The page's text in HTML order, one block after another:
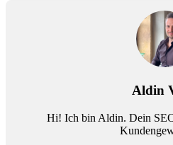
Aldin
Hi! Ich bin Aldin. Dein